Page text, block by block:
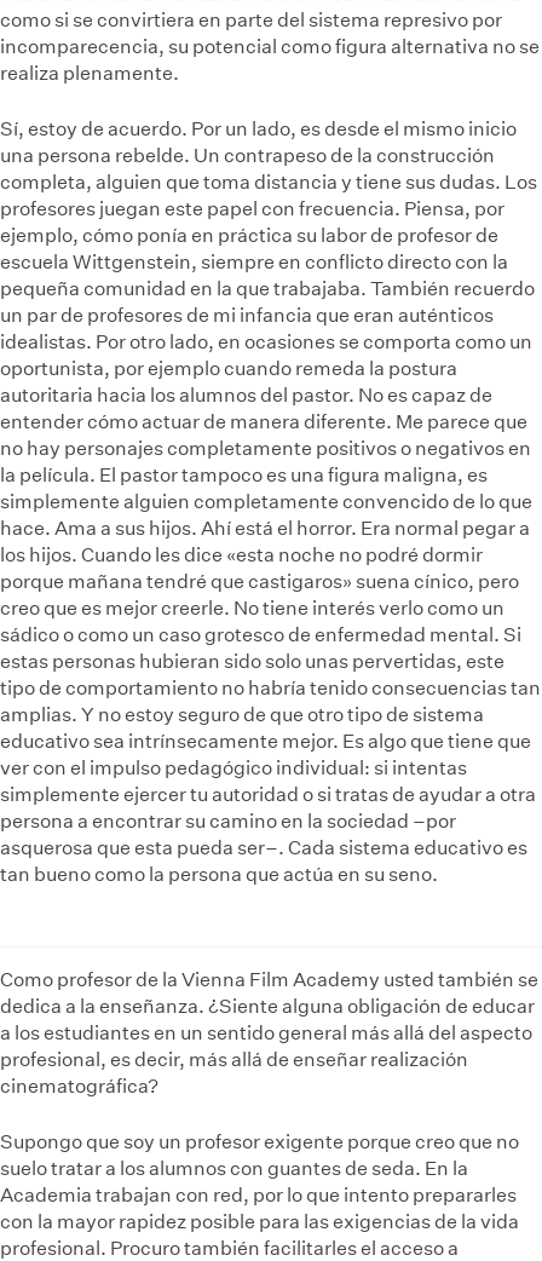
como si se convirtiera en parte del sistema represivo por
incomparecencia, su potencial como figura alternativa no se
realiza plenamente.
Sí, estoy de acuerdo. Por un lado, es desde el mismo inicio
una persona rebelde. Un contrapeso de la construcción
completa, alguien que toma distancia y tiene sus dudas. Los
profesores juegan este papel con frecuencia. Piensa, por
ejemplo, cómo ponía en práctica su labor de profesor de
escuela Wittgenstein, siempre en conflicto directo con la
pequeña comunidad en la que trabajaba. También recuerdo
un par de profesores de mi infancia que eran auténticos
idealistas. Por otro lado, en ocasiones se comporta como un
oportunista, por ejemplo cuando remeda la postura
autoritaria hacia los alumnos del pastor. No es capaz de
entender cómo actuar de manera diferente. Me parece que
no hay personajes completamente positivos o negativos en
la película. El pastor tampoco es una figura maligna, es
simplemente alguien completamente convencido de lo que
hace. Ama a sus hijos. Ahí está el horror. Era normal pegar a
los hijos. Cuando les dice «esta noche no podré dormir
porque mañana tendré que castigaros» suena cínico, pero
creo que es mejor creerle. No tiene interés verlo como un
sádico o como un caso grotesco de enfermedad mental. Si
estas personas hubieran sido solo unas pervertidas, este
tipo de comportamiento no habría tenido consecuencias tan
amplias. Y no estoy seguro de que otro tipo de sistema
educativo sea intrínsecamente mejor. Es algo que tiene que
ver con el impulso pedagógico individual: si intentas
simplemente ejercer tu autoridad o si tratas de ayudar a otra
persona a encontrar su camino en la sociedad –por
asquerosa que esta pueda ser–. Cada sistema educativo es
tan bueno como la persona que actúa en su seno.
Como profesor de la Vienna Film Academy usted también se
dedica a la enseñanza. ¿Siente alguna obligación de educar
a los estudiantes en un sentido general más allá del aspecto
profesional, es decir, más allá de enseñar realización
cinematográfica?
Supongo que soy un profesor exigente porque creo que no
suelo tratar a los alumnos con guantes de seda. En la
Academia trabajan con red, por lo que intento prepararles
con la mayor rapidez posible para las exigencias de la vida
profesional. Procuro también facilitarles el acceso a